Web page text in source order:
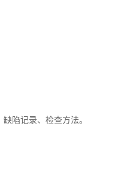
陷记录、检查方法。